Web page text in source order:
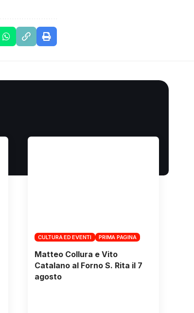
CULTURA ED EVENTI PRIMA PAGINA
Matteo Collura e Vito
Catalano al Forno S. Rita il 7
agosto